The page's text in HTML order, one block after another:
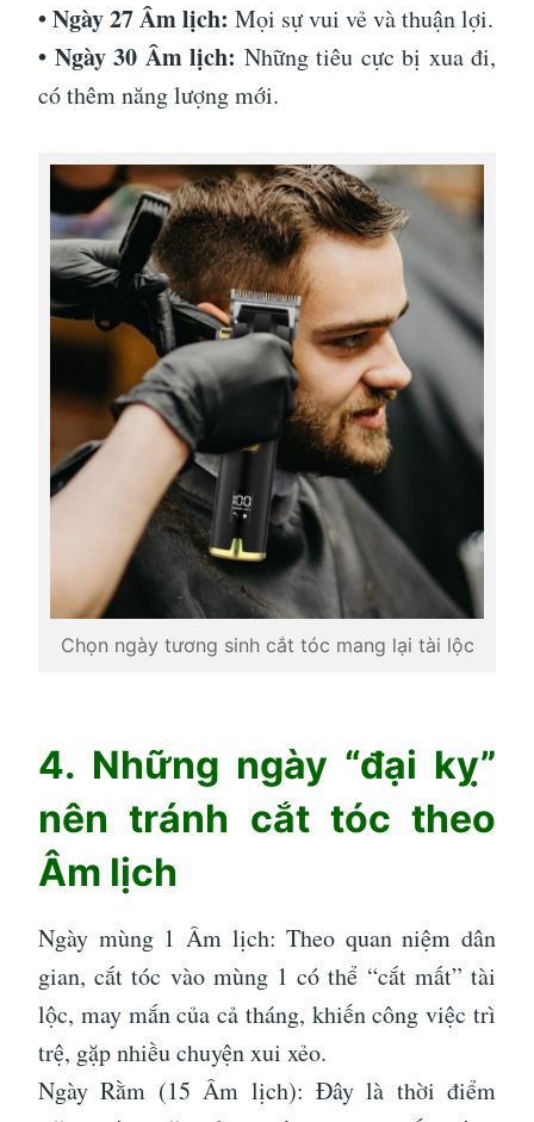
• Ngày 27 Âm lịch: Mọi sự vui vẻ và thuận lợi.
• Ngày 30 Âm lịch: Những tiêu cực bị xua đi,
có thêm năng lượng mới.
Chọn ngày tương sinh cắt tóc mang lại tài lộc
4. Những ngày “đại kỵ”
nên tránh cắt tóc theo
Âm lịch
Ngày mùng 1 Âm lịch: Theo quan niệm dân
gian, cắt tóc vào mùng 1 có thể “cắt mất” tài
lộc, may mắn của cả tháng, khiến công việc trì
trệ, gặp nhiều chuyện xui xẻo.
Ngày Rằm (15 Âm lịch): Đây là thời điểm